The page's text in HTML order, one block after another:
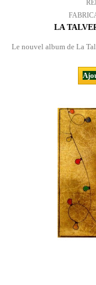
LA
Le nouvel album de La